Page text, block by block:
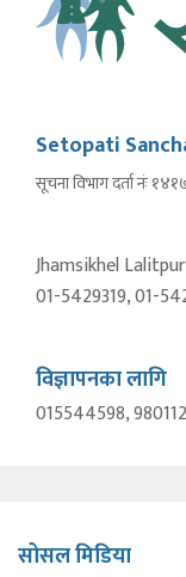
Setopati
सूचना विभाग दर्ता नंः
Jhamsikhel
01-5429319, 01-
विज्ञापनका लागि
015544598,
सोसल मिडिया